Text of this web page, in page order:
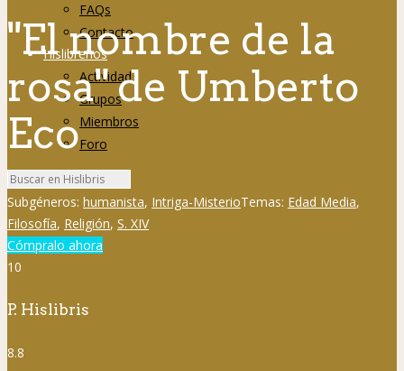
FAQs
Contacto
Hislibreños
Actividad
Grupos
Miembros
Foro
"El nombre de la
rosa" de Umberto
Eco
Subgéneros: humanista, Intriga-MisterioTemas: Edad Media,
Filosofía, Religión, S. XIV
Cómpralo ahora
10
P. Hislibris
8.8